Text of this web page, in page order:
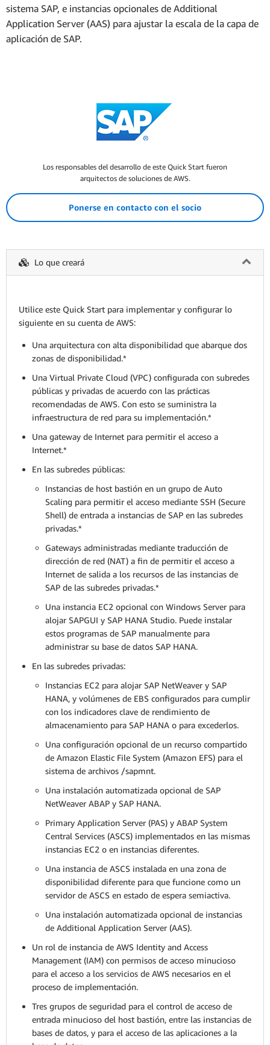
sistema SAP, e instancias opcionales de Additional
Application Server (AAS) para ajustar la escala de la capa de
aplicación de SAP.
Los responsables del desarrollo de este Quick Start fueron
arquitectos de soluciones de AWS.
Ponerse en contacto con el socio
Lo que creará
Utilice este Quick Start para implementar y configurar lo
siguiente en su cuenta de AWS:
Una arquitectura con alta disponibilidad que abarque dos
zonas de disponibilidad.*
Una Virtual Private Cloud (VPC) configurada con subredes
públicas y privadas de acuerdo con las prácticas
recomendadas de AWS. Con esto se suministra la
infraestructura de red para su implementación.*
Una gateway de Internet para permitir el acceso a
Internet.*
En las subredes públicas:
Instancias de host bastión en un grupo de Auto
Scaling para permitir el acceso mediante SSH (Secure
Shell) de entrada a instancias de SAP en las subredes
privadas.*
Gateways administradas mediante traducción de
dirección de red (NAT) a fin de permitir el acceso a
Internet de salida a los recursos de las instancias de
SAP de las subredes privadas.*
Una instancia EC2 opcional con Windows Server para
alojar SAPGUI y SAP HANA Studio. Puede instalar
estos programas de SAP manualmente para
administrar su base de datos SAP HANA.
En las subredes privadas:
Instancias EC2 para alojar SAP NetWeaver y SAP
HANA, y volúmenes de EBS configurados para cumplir
con los indicadores clave de rendimiento de
almacenamiento para SAP HANA o para excederlos.
Una configuración opcional de un recurso compartido
de Amazon Elastic File System (Amazon EFS) para el
sistema de archivos /sapmnt.
Una instalación automatizada opcional de SAP
NetWeaver ABAP y SAP HANA.
Primary Application Server (PAS) y ABAP System
Central Services (ASCS) implementados en las mismas
instancias EC2 o en instancias diferentes.
Una instancia de ASCS instalada en una zona de
disponibilidad diferente para que funcione como un
servidor de ASCS en estado de espera semiactiva.
Una instalación automatizada opcional de instancias
de Additional Application Server (AAS).
Un rol de instancia de AWS Identity and Access
Management (IAM) con permisos de acceso minucioso
para el acceso a los servicios de AWS necesarios en el
proceso de implementación.
Tres grupos de seguridad para el control de acceso de
entrada minucioso del host bastión, entre las instancias de
bases de datos, y para el acceso de las aplicaciones a la